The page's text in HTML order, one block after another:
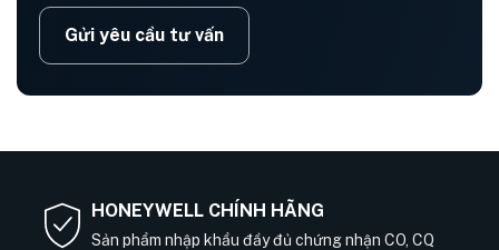
Gửi yêu cầu tư vấn
HONEYWELL CHÍNH HÃNG
Sản phẩm nhập khẩu đầy đủ chứng nhận CO, CQ